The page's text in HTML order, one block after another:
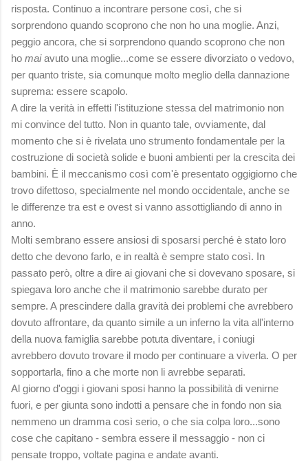
risposta. Continuo a incontrare persone così, che si
sorprendono quando scoprono che non ho una moglie. Anzi,
peggio ancora, che si sorprendono quando scoprono che non
ho maiavuto una moglie...come se essere divorziato o vedovo,
per quanto triste, sia comunque molto meglio della dannazione
suprema: essere scapolo.
A dire la verità in effetti l'istituzione stessa del matrimonio non
mi convince del tutto. Non in quanto tale, ovviamente, dal
momento che si è rivelata uno strumento fondamentale per la
costruzione di società solide e buoni ambienti per la crescita dei
bambini. È il meccanismo così com'è presentato oggigiorno che
trovo difettoso, specialmente nel mondo occidentale, anche se
le differenze tra est e ovest si vanno assottigliando di anno in
anno.
Molti sembrano essere ansiosi di sposarsi perché è stato loro
detto che devono farlo, e in realtà è sempre stato così. In
passato però, oltre a dire ai giovani che si dovevano sposare, si
spiegava loro anche che il matrimonio sarebbe durato per
sempre. A prescindere dalla gravità dei problemi che avrebbero
dovuto affrontare, da quanto simile a un inferno la vita all'interno
della nuova famiglia sarebbe potuta diventare, i coniugi
avrebbero dovuto trovare il modo per continuare a viverla. O per
sopportarla, fino a che morte non li avrebbe separati.
Al giorno d'oggi i giovani sposi hanno la possibilità di venirne
fuori, e per giunta sono indotti a pensare che in fondo non sia
nemmeno un dramma così serio, o che sia colpa loro...sono
cose che capitano - sembra essere il messaggio - non ci
pensate troppo, voltate pagina e andate avanti.